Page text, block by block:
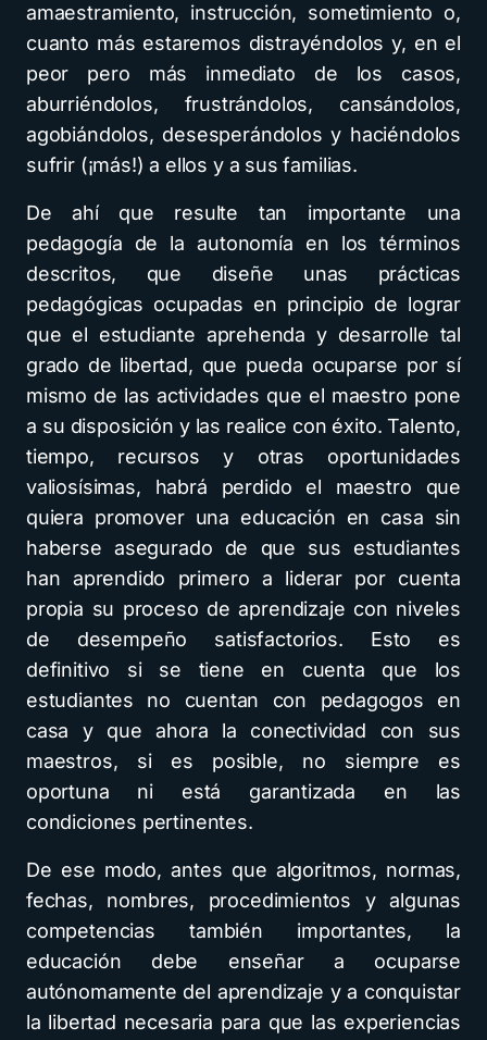
amaestramiento, instrucción, sometimiento o,
cuanto más estaremos distrayéndolos y, en el
peor pero más inmediato de los casos,
aburriéndolos, frustrándolos, cansándolos,
agobiándolos, desesperándolos y haciéndolos
sufrir (¡más!) a ellos y a sus familias.
De ahí que resulte tan importante una
pedagogía de la autonomía en los términos
descritos, que diseñe unas prácticas
pedagógicas ocupadas en principio de lograr
que el estudiante aprehenda y desarrolle tal
grado de libertad, que pueda ocuparse por sí
mismo de las actividades que el maestro pone
a su disposición y las realice con éxito. Talento,
tiempo, recursos y otras oportunidades
valiosísimas, habrá perdido el maestro que
quiera promover una educación en casa sin
haberse asegurado de que sus estudiantes
han aprendido primero a liderar por cuenta
propia su proceso de aprendizaje con niveles
de desempeño satisfactorios. Esto es
definitivo si se tiene en cuenta que los
estudiantes no cuentan con pedagogos en
casa y que ahora la conectividad con sus
maestros, si es posible, no siempre es
oportuna ni está garantizada en las
condiciones pertinentes.
De ese modo, antes que algoritmos, normas,
fechas, nombres, procedimientos y algunas
competencias también importantes, la
educación debe enseñar a ocuparse
autónomamente del aprendizaje y a conquistar
la libertad necesaria para que las experiencias